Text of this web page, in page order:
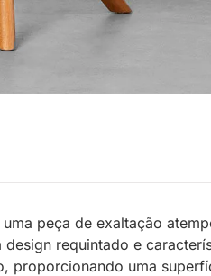
peça de exaltação
requintado e
proporcionando uma